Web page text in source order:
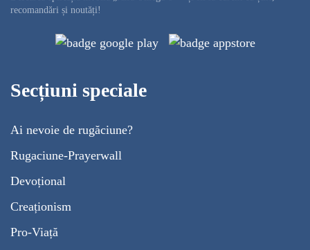
recomandări și noutăți!
Secțiuni speciale
Ai nevoie de rugăciune?
Rugaciune-Prayerwall
Devoțional
Creaționism
Pro-Viață